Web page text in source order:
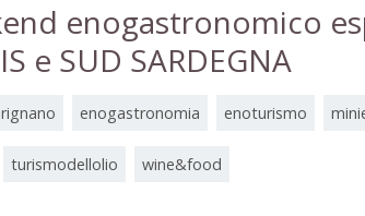
enogastronomico
e SUD SARDEGNA
enogastronomia enoturismo
turismodellolio wine&food